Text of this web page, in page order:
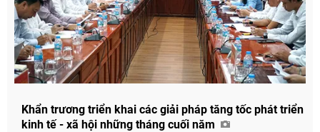
Khẩn trương triển khai các giải pháp tăng tốc phát triển
kinh tế - xã hội những tháng cuối năm